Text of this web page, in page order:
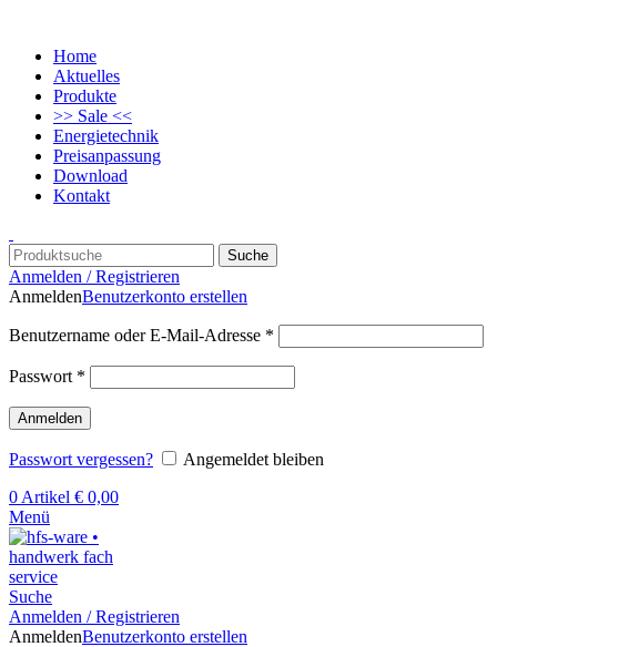
Home
Aktuelles
Produkte
>> Sale <<
Energietechnik
Preisanpassung
Download
Kontakt
Suche
Anmelden / Registrieren
AnmeldenBenutzerkonto erstellen
Benutzername oder E-Mail-Adresse *
Passwort *
Anmelden
Passwort vergessen?
Angemeldet bleiben
0 Artikel € 0,00
Menü
Suche
Anmelden / Registrieren
AnmeldenBenutzerkonto erstellen